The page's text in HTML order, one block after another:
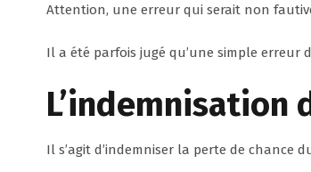
Attention, une erreur qui serait non
Il a été parfois jugé qu’une simple erreur
Il s’agit d’indemniser la perte de chance